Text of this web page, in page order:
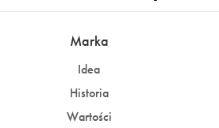
Marka
Idea
Historia
Wartości